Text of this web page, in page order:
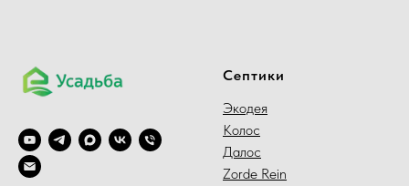
Септики
Экодея
Колос
Далос
Zorde Rein